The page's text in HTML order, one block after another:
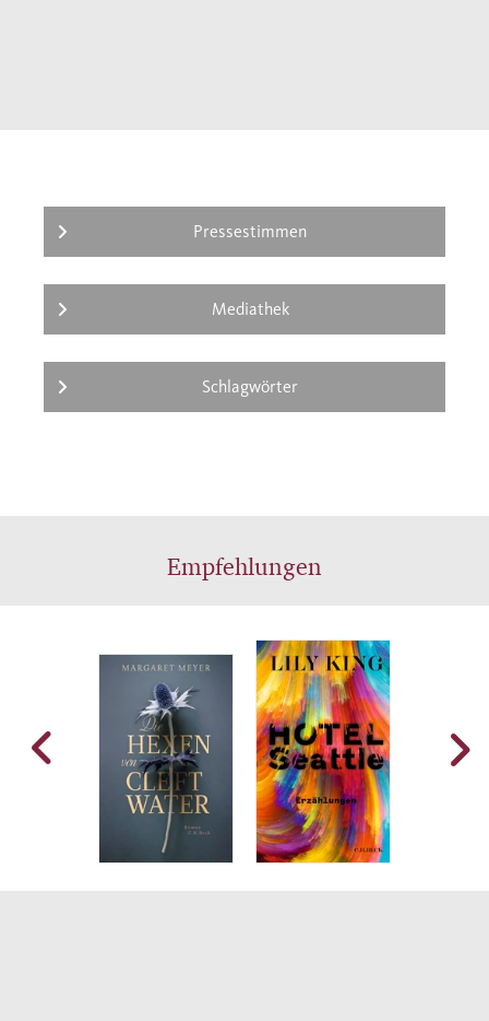
Pressestimmen
Mediathek
Schlagwörter
Empfehlungen